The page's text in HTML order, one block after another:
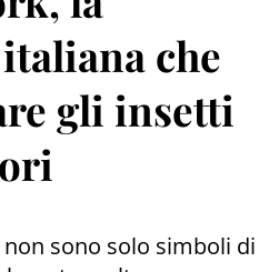
che
gli insetti
sono solo simboli di